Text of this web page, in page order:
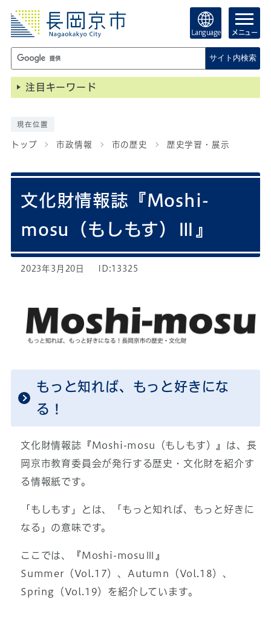
Language メニュー
サイト内検索
注目キーワード
現在位置
トップ 市政情報 市の歴史 歴史学習・展示
文化財情報誌『Moshi-
mosu（もしもす）Ⅲ』
2023年3月20日 ID:13325
もっと知れば、もっと好きにな
る！
文化財情報誌『Moshi-mosu（もしもす）』は、長
岡京市教育委員会が発行する歴史・文化財を紹介す
る情報紙です。
「もしもす」とは、「もっと知れば、もっと好きに
なる」の意味です。
ここでは、『Moshi-mosuⅢ』
Summer（Vol.17）、Autumn（Vol.18）、
Spring（Vol.19）を紹介しています。